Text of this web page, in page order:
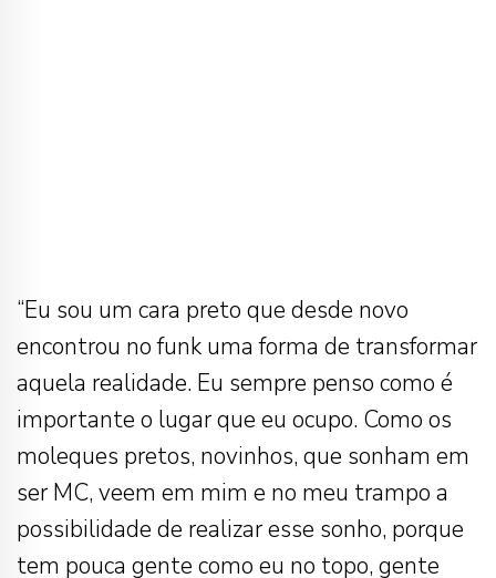
“Eu sou um cara preto que desde novo
encontrou no funk uma forma de transformar
aquela realidade. Eu sempre penso como é
importante o lugar que eu ocupo. Como os
moleques pretos, novinhos, que sonham em
ser MC, veem em mim e no meu trampo a
possibilidade de realizar esse sonho, porque
tem pouca gente como eu no topo, gente